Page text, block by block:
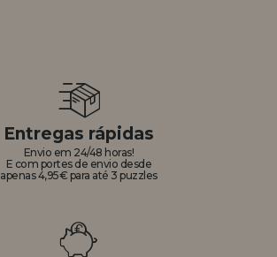
Entregas rápidas
Envio em 24/48 horas!
E com portes de envio desde
apenas 4,95€ para até 3 puzzles